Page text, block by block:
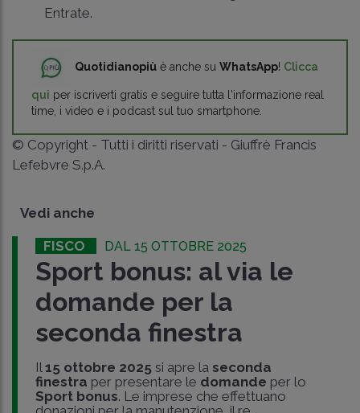
Entrate.
Quotidianopiù è anche su WhatsApp! Clicca
qui per iscriverti gratis e seguire tutta l'informazione real
time, i video e i podcast sul tuo smartphone.
© Copyright - Tutti i diritti riservati - Giuffrè Francis
Lefebvre S.p.A.
Vedi anche
FISCO DAL 15 OTTOBRE 2025
Sport bonus: al via le
domande per la
seconda finestra
Il15 ottobre 2025 si apre la seconda
finestra per presentare le domande per lo
Sport bonus. Le imprese che effettuano